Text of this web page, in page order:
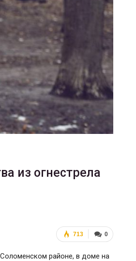
из огнестрела
0
713
районе, в доме на
трансгендеры
ГЕЙ-АЛЬЯНС УКРАИНА Июл 27, 2017 0